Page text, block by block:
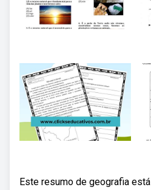
Este resumo de geografia